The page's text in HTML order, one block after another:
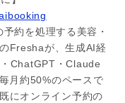
約を処理する美容・
Freshaが、生成AI経
ChatGPT・Claude
月約50%のペースで
にオンライン予約の